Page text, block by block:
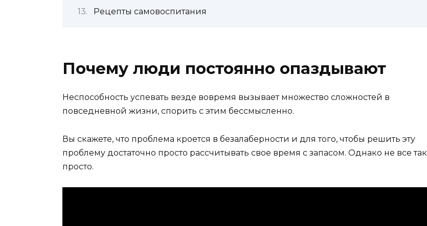
Рецепты самовоспитания
Почему люди постоянно опаздывают
Неспособность успевать везде вовремя вызывает множество сложностей в
повседневной жизни, спорить с этим бессмысленно.
Вы скажете, что проблема кроется в безалаберности и для того, чтобы решить эту
проблему достаточно просто рассчитывать свое время с запасом. Однако не все так
просто.